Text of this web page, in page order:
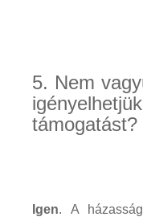
5. Nem
támogatást?
Igen. A